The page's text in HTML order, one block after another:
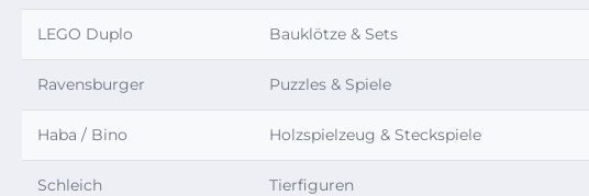
LEGO Duplo Bauklötze & Sets
Ravensburger Puzzles & Spiele
Haba / Bino Holzspielzeug & Steckspiele
Schleich Tierfiguren